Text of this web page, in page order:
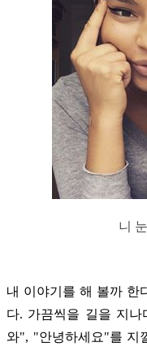
니
내 이야기를 해 볼까 한
다. 가끔씩을 길을 지
와", "안녕하세요"를 지